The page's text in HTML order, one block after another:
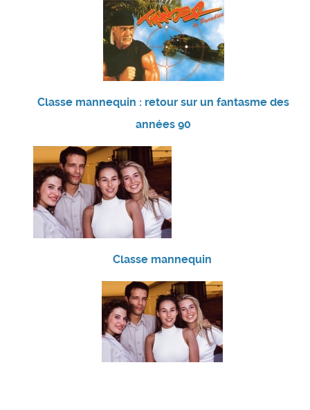
Classe mannequin : retour sur un fantasme des
années 90
Classe mannequin